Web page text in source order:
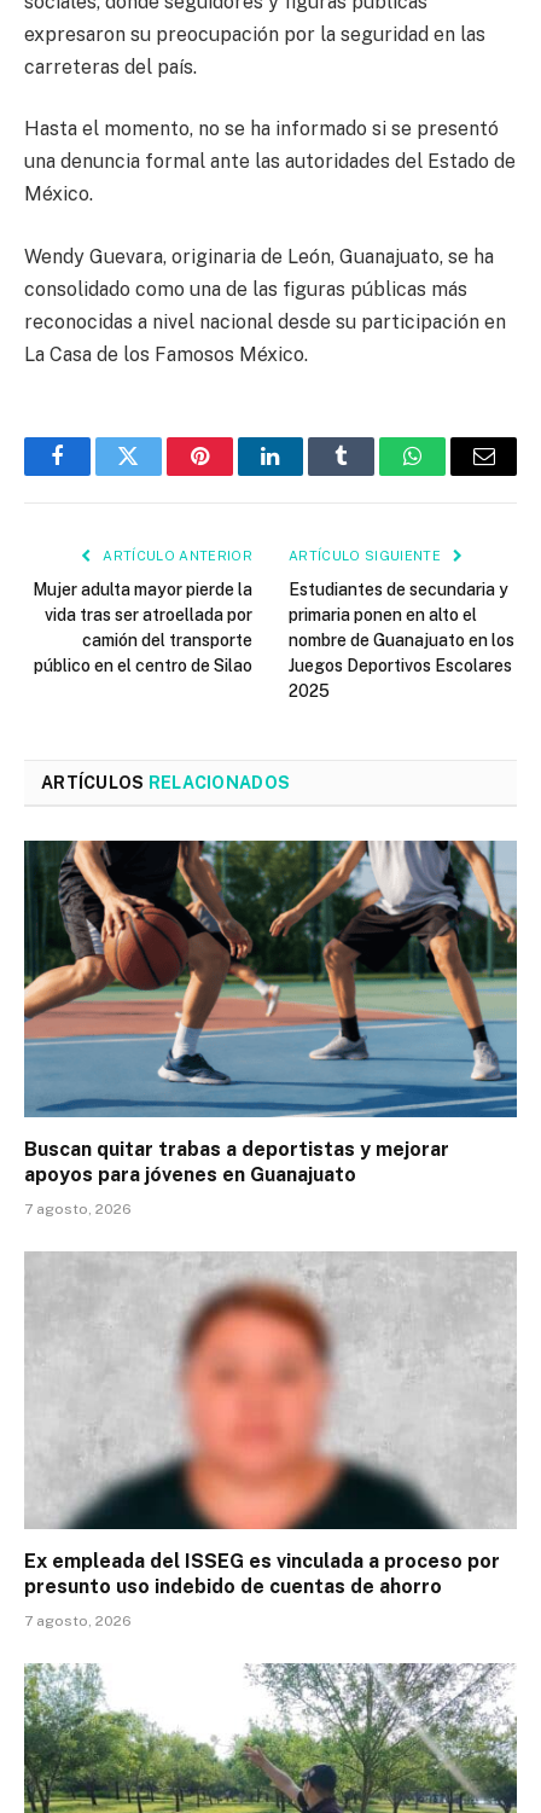
expresaron su preocupación por la seguridad en las
carreteras del país.
Hasta el momento, no se ha informado si se presentó
una denuncia formal ante las autoridades del Estado de
México.
Wendy Guevara, originaria de León, Guanajuato, se ha
consolidado como una de las figuras públicas más
reconocidas a nivel nacional desde su participación en
La Casa de los Famosos México.
FacebookTwitter PinterestLinkedInTumblr WhatsAppEmail
ARTÍCULO ANTERIOR
Mujer adulta mayor pierde la
vida tras ser atroellada por
camión del transporte
público en el centro de Silao
ARTÍCULO SIGUIENTE
Estudiantes de secundaria y
primaria ponen en alto el
nombre de Guanajuato en los
Juegos Deportivos Escolares
2025
ARTÍCULOS RELACIONADOS
Buscan quitar trabas a deportistas y mejorar
apoyos para jóvenes en Guanajuato
7 agosto, 2026
Ex empleada del ISSEG es vinculada a proceso por
presunto uso indebido de cuentas de ahorro
7 agosto, 2026